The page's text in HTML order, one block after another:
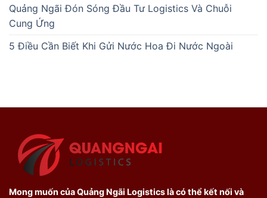
Quảng Ngãi Đón Sóng Đầu Tư Logistics Và Chuỗi
Cung Ứng
5 Điều Cần Biết Khi Gửi Nước Hoa Đi Nước Ngoài
Mong muốn của Quảng Ngãi Logistics là có thể kết nối và